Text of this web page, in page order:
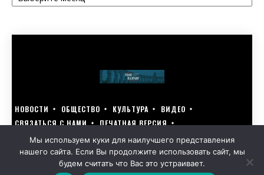
НОВОСТИ ОБЩЕСТВО КУЛЬТУРА
ВИДЕО
СВЯЗАТЬСЯ С НАМИ
ПЕЧАТНАЯ ВЕРСИЯ
ГОЛОСУЙ ЗА БЛАГОУСТРОЙСТВО СВОЕГО ГОРОДА 15–17 МАРТА
GOLOS-NAZRANI.RU ВСЕ ПРАВА ЗАЩИЩЕНЫ | РАЗРАБОТАНО KARTOEV.RU
ПОЛИТИКА ОБРАБОТКИ ПЕРСОНАЛЬНЫХ ДАННЫХ
Мы используем куки для наилучшего представления
нашего сайта. Если Вы продолжите использовать сайт, мы
будем считать что Вас это устраивает.